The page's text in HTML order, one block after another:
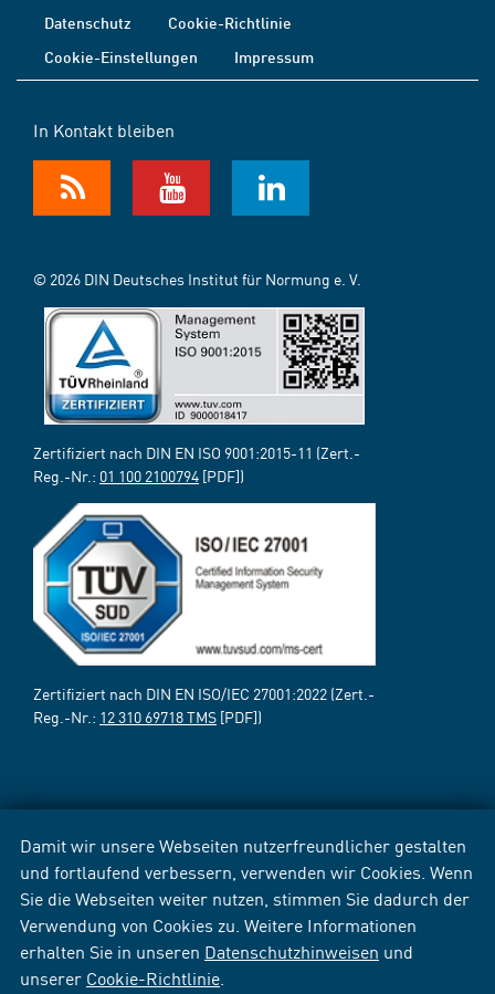
Damit wir unsere Webseiten nutzerfreundlicher gestalten
und fortlaufend verbessern, verwenden wir Cookies. Wenn
Sie die Webseiten weiter nutzen, stimmen Sie dadurch der
Verwendung von Cookies zu. Weitere Informationen
erhalten Sie in unseren Datenschutzhinweisen und
unserer Cookie-Richtlinie
Datenschutz
Cookie-Richtlinie
Cookie-Einstellungen
Impressum
In Kontakt bleiben
© 2026 DIN Deutsches Institut für Normung e. V.
Zertifiziert nach DIN EN ISO 9001:2015-11 (Zert.-
Reg.-Nr.: 01 100 2100794 [PDF])
Zertifiziert nach DIN EN ISO/IEC 27001:2022 (Zert.-
Reg.-Nr.: 12 310 69718 TMS [PDF])